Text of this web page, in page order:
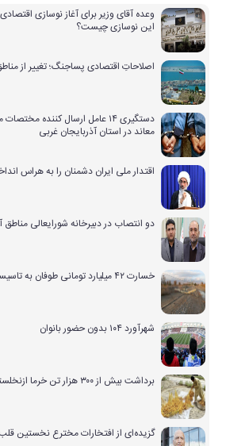
وعده آقای وزیر برای آغاز نوسازی
این نوسازی چیست؟
اصلاحاتِ اقتصادی پساجنگ؛ تغییر از
دستگیری ۱۴ عامل ارسال کننده
معاند در استان آذربایجان غربی
اقتدار ملی ایران دشمنان را به هراس
دو انتصاب در دبیرخانه شورایعالی مناطق
خسارت ۴۲ میلیارد تومانی طوفان به تاسیسات هرمزگان
شهرآورد ۱۰۴ بدون حضور بانوان
برداشت بیش از ۳۰۰ هزار تن خرما ازنخلستان‌های سیستان وبلوچستان
گزیده‌ای از افتخارات مخترع نخستین